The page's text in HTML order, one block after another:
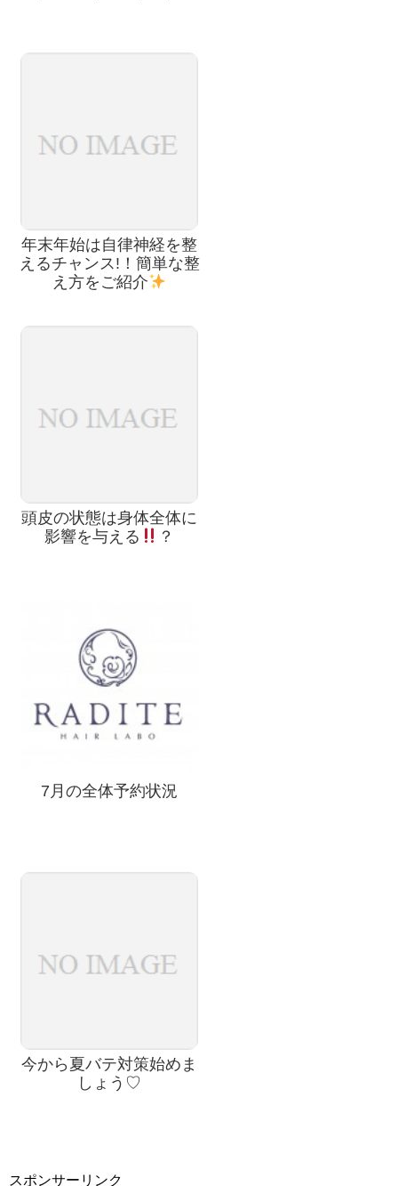
年末年始は自律神経を整
えるチャンス!！簡単な整
え方をご紹介
頭皮の状態は身体全体に
影響を与える
？
7月の全体予約状況
今から夏バテ対策始めま
しょう♡
スポンサーリンク